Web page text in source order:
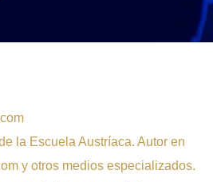
la Escuela Austríaca. Autor en
y otros medios especializados.